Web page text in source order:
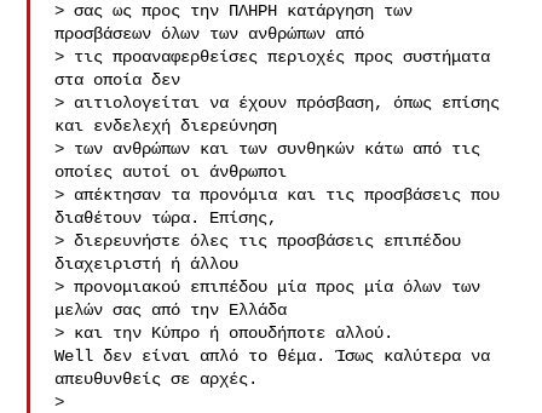
> σας ως προς την ΠΛΗΡΗ κατάργηση των
προσβάσεων όλων των ανθρώπων από
> τις προαναφερθείσες περιοχές προς συστήματα
στα οποία δεν
> αιτιολογείται να έχουν πρόσβαση, όπως επίσης
και ενδελεχή διερεύνηση
> των ανθρώπων και των συνθηκών κάτω από τις
οποίες αυτοί οι άνθρωποι
> απέκτησαν τα προνόμια και τις προσβάσεις που
διαθέτουν τώρα. Επίσης,
> διερευνήστε όλες τις προσβάσεις επιπέδου
διαχειριστή ή άλλου
> προνομιακού επιπέδου μία προς μία όλων των
μελών σας από την Ελλάδα
> και την Κύπρο ή οπουδήποτε αλλού.
Well δεν είναι απλό το θέμα. Ίσως καλύτερα να
απευθυνθείς σε αρχές.
>